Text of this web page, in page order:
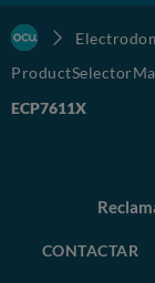
ECP7611X
CONTACTAR